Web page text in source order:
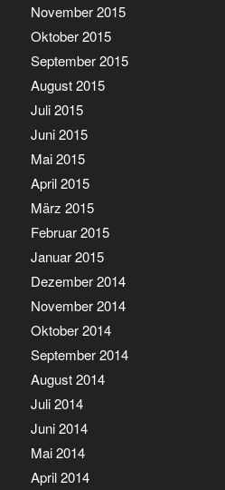
November 2015
Oktober 2015
September 2015
August 2015
Juli 2015
Juni 2015
Mai 2015
April 2015
März 2015
Februar 2015
Januar 2015
Dezember 2014
November 2014
Oktober 2014
September 2014
August 2014
Juli 2014
Juni 2014
Mai 2014
April 2014